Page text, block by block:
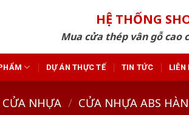
HỆ THỐNG
Mua cửa thép vân gỗ cao
DỰ ÁN THỰC TẾ TIN TỨC LIÊN
CỬA NHỰA / CỬA NHỰA ABS